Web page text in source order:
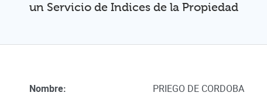
un Servicio de Indices de la Propiedad
Nombre:
PRIEGO DE CORDOBA